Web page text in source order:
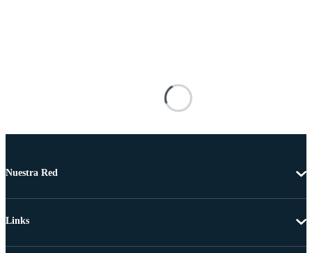
Nuestra Red
Links